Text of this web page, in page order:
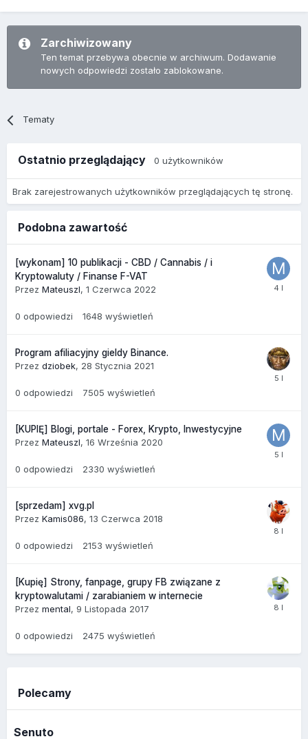
Zarchiwizowany
Ten temat przebywa obecnie w archiwum. Dodawanie
nowych odpowiedzi zostało zablokowane.
Tematy
Ostatnio przeglądający 0 użytkowników
Brak zarejestrowanych użytkowników przeglądających tę stronę.
Podobna zawartość
[wykonam] 10 publikacji - CBD / Cannabis / i
Kryptowaluty / Finanse F-VAT
Przez MateuszI, 1 Czerwca 2022
0 odpowiedzi 1648 wyświetleń
Program afiliacyjny gieldy Binance.
Przez dziobek, 28 Stycznia 2021
0 odpowiedzi 7505 wyświetleń
[KUPIĘ] Blogi, portale - Forex, Krypto, Inwestycyjne
Przez MateuszI, 16 Września 2020
0 odpowiedzi 2330 wyświetleń
[sprzedam] xvg.pl
Przez Kamis086, 13 Czerwca 2018
0 odpowiedzi 2153 wyświetleń
[Kupię] Strony, fanpage, grupy FB związane z
kryptowalutami / zarabianiem w internecie
Przez mental, 9 Listopada 2017
0 odpowiedzi 2475 wyświetleń
Polecamy
Senuto